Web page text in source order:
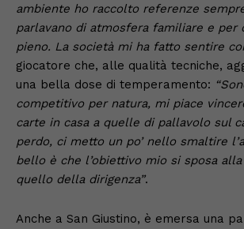
ambiente ho raccolto referenze
parlavano di atmosfera familiare e per
pieno. La società mi ha fatto sentire
giocatore che, alle qualità tecniche,
una bella dose di temperamento:
competitivo per natura, mi piace
carte in casa a quelle di pallavolo sul
perdo, ci metto un po’ nello smaltire
bello è che l’obiettivo mio si sposa
quello della dirigenza”.
Anche a San Giustino, è emersa una